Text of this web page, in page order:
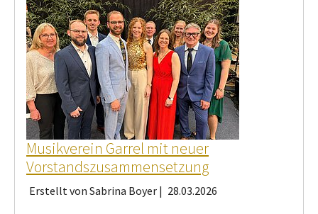
Musikverein Garrel mit neuer
Vorstandszusammensetzung
Erstellt von Sabrina Boyer | 28.03.2026